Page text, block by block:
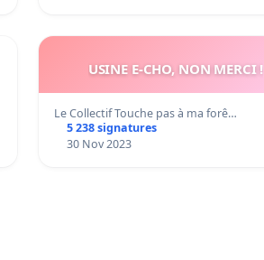
USINE E-CHO, NON MERCI !
Le Collectif Touche pas à ma forê…
5 238 signatures
30 Nov 2023